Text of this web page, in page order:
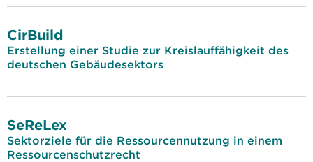
CirBuild
Erstellung einer Studie zur Kreislauffähigkeit des
deutschen Gebäudesektors
SeReLex
Sektorziele für die Ressourcennutzung in einem
Ressourcenschutzrecht